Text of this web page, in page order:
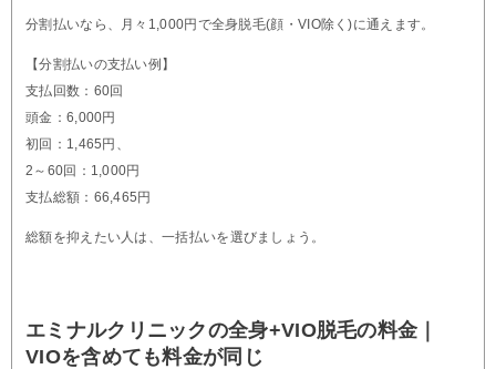
分割払いなら、月々1,000円で全身脱毛(顔・VIO除く)に通えます。
【分割払いの支払い例】
支払回数：60回
頭金：6,000円
初回：1,465円、
2～60回：1,000円
支払総額：66,465円
総額を抑えたい人は、一括払いを選びましょう。
エミナルクリニックの全身+VIO脱毛の料金｜
VIOを含めても料金が同じ